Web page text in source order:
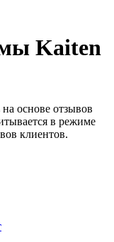
Kaiten
на основе отзывов
в режиме
клиентов.